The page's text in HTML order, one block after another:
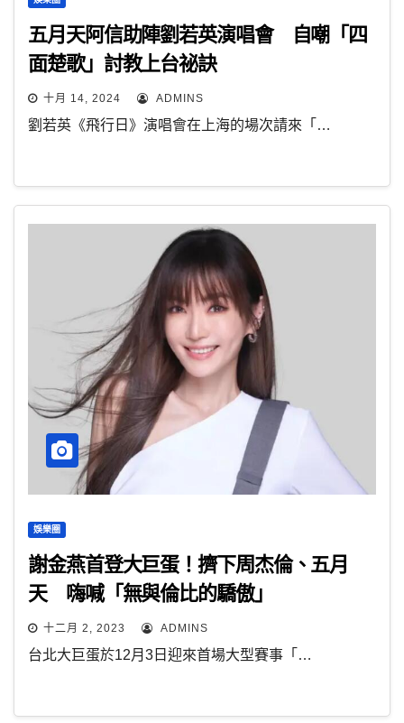
五月天阿信助陣劉若英演唱會 自嘲「四
面楚歌」討教上台祕訣
十月 14, 2024 ADMINS
劉若英《飛行日》演唱會在上海的場次請來「…
娛樂圈
謝金燕首登大巨蛋！擠下周杰倫、五月
天 嗨喊「無與倫比的驕傲」
十二月 2, 2023 ADMINS
台北大巨蛋於12月3日迎來首場大型賽事「…